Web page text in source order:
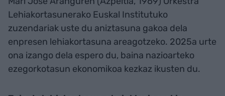
Lehiakortasunerako Euskal Institutuko
zuzendariak uste du aniztasuna gakoa dela
enpresen lehiakortasuna areagotzeko. 2025a urte
ona izango dela espero du, baina nazioarteko
ezegorkotasun ekonomikoa kezkaz ikusten du.